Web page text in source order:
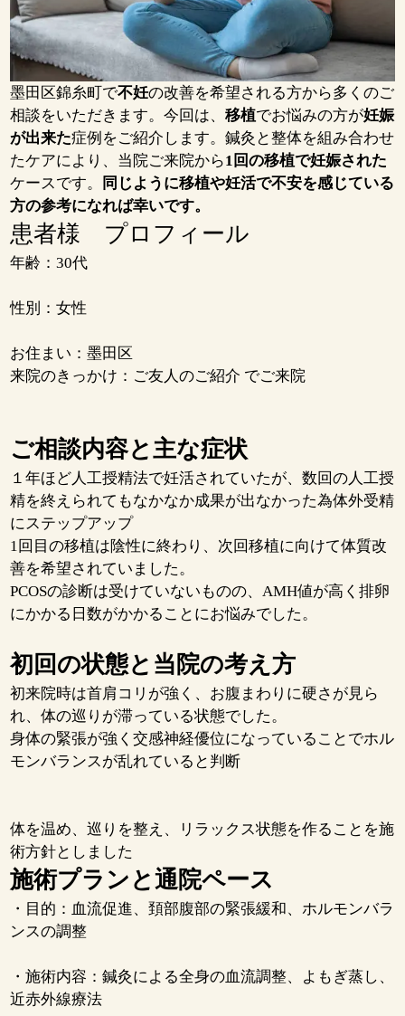
墨田区錦糸町で不妊の改善を希望される方から多くのご
相談をいただきます。今回は、移植でお悩みの方が妊娠
が出来た症例をご紹介します。鍼灸と整体を組み合わせ
たケアにより、当院ご来院から1回の移植で妊娠された
ケースです。
同じように移植や妊活で不安を感じている
方の参考になれば幸いです。
患者様 プロフィール
年齢：30代
性別：女性
お住まい：墨田区
来院のきっかけ：ご友人のご紹介 でご来院
ご相談内容と主な症状
１年ほど人工授精法で妊活されていたが、数回の人工授
精を終えられてもなかなか成果が出なかった為体外受精
にステップアップ
1回目の移植は陰性に終わり、次回移植に向けて体質改
善を希望されていました。
PCOSの診断は受けていないものの、AMH値が高く排卵
にかかる日数がかかることにお悩みでした。
初回の状態と当院の考え方
初来院時は首肩コリが強く、お腹まわりに硬さが見ら
れ、体の巡りが滞っている状態でした。
身体の緊張が強く交感神経優位になっていることでホル
モンバランスが乱れていると判断
体を温め、巡りを整え、リラックス状態を作ることを施
術方針としました
施術プランと通院ペース
・目的：血流促進、頚部腹部の緊張緩和、ホルモンバラ
ンスの調整
・施術内容：鍼灸による全身の血流調整、よもぎ蒸し、
近赤外線療法